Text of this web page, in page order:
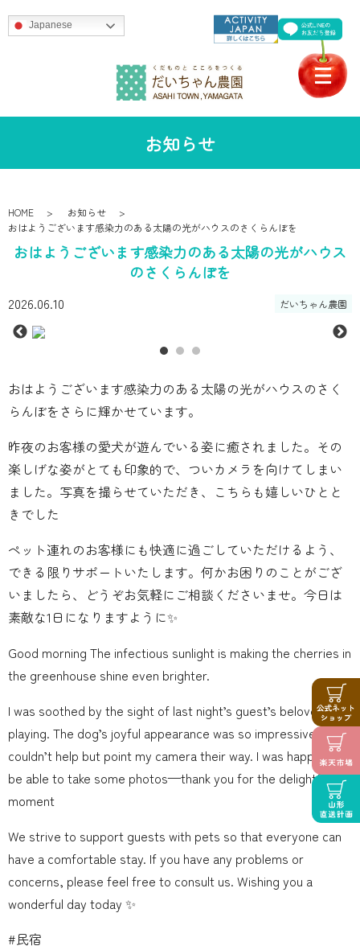
Japanese
お知らせ
HOME
お知らせ
おはようございます感染力のある太陽の光がハウスのさくらんぼを
おはようございます感染力のある太陽の光がハウス
のさくらんぼを
2026.06.10 だいちゃん農園
おはようございます感染力のある太陽の光がハウスのさく
らんぼをさらに輝かせています。
昨夜のお客様の愛犬が遊んでいる姿に癒されました。その
楽しげな姿がとても印象的で、ついカメラを向けてしまい
ました。写真を撮らせていただき、こちらも嬉しいひとと
きでした
ペット連れのお客様にも快適に過ごしていただけるよう、
できる限りサポートいたします。何かお困りのことがござ
いましたら、どうぞお気軽にご相談くださいませ。今日は
素敵な1日になりますように✨
Good morning The infectious sunlight is making the cherries in
the greenhouse shine even brighter.
I was soothed by the sight of last night’s guest’s beloved dog
playing. The dog’s joyful appearance was so impressive that I
couldn’t help but point my camera their way. I was happy to
be able to take some photos—thank you for the delightful
moment
We strive to support guests with pets so that everyone can
have a comfortable stay. If you have any problems or
concerns, please feel free to consult us. Wishing you a
wonderful day today ✨
#民宿